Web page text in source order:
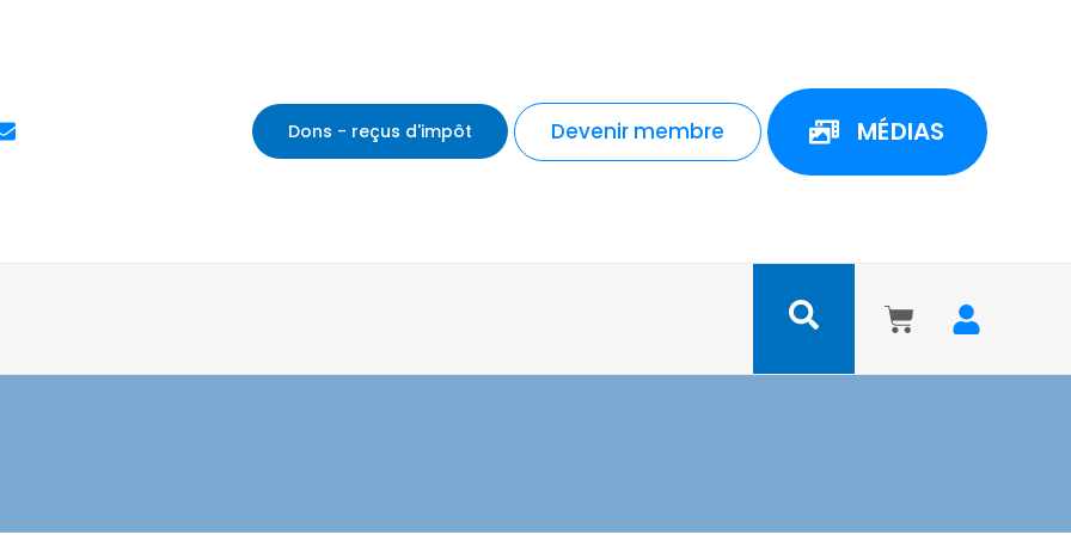
E
n
Dons - reçus d'impôt Devenir membre MÉDIAS